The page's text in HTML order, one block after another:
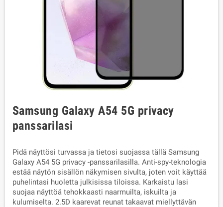
Samsung Galaxy A54 5G privacy
panssarilasi
Pidä näyttösi turvassa ja tietosi suojassa tällä Samsung
Galaxy A54 5G privacy -panssarilasilla. Anti-spy-teknologia
estää näytön sisällön näkymisen sivulta, joten voit käyttää
puhelintasi huoletta julkisissa tiloissa. Karkaistu lasi
suojaa näyttöä tehokkaasti naarmuilta, iskuilta ja
kulumiselta. 2.5D kaarevat reunat takaavat miellyttävän